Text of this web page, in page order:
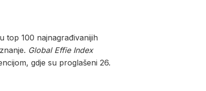
u top 100 najnagrađivanijih
Global Effie Index
gdje su proglašeni 26.